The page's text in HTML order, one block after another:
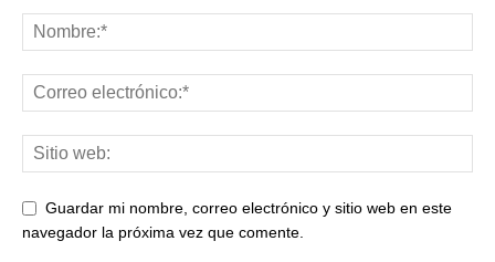
Guardar mi nombre, correo electrónico y sitio web en este
navegador la próxima vez que comente.